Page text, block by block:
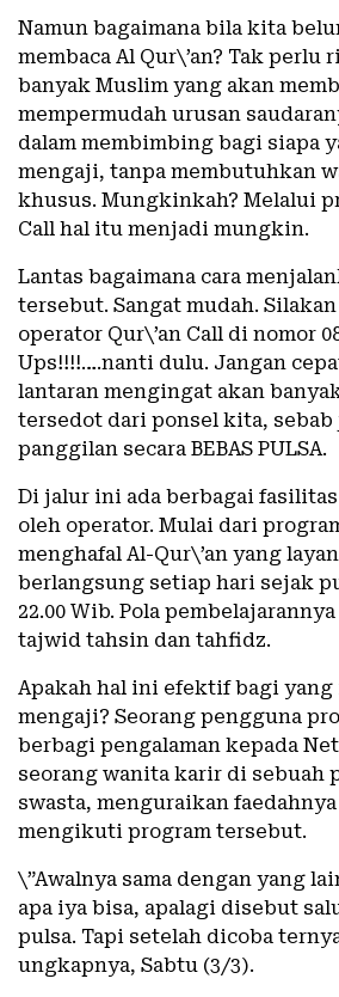
Namun bagaimana bila kita
membaca Al Qur\’an? Tak perlu
banyak Muslim yang akan
mempermudah urusan
dalam membimbing bagi siapa
mengaji, tanpa membutuhkan
khusus. Mungkinkah? Melalui
Call hal itu menjadi mungkin.
Lantas bagaimana cara
tersebut. Sangat mudah.
operator Qur\’an Call di nomor
Ups!!!!….nanti dulu. Jangan
lantaran mengingat akan
tersedot dari ponsel kita,
panggilan secara BEBAS PULSA.
Di jalur ini ada berbagai
oleh operator. Mulai dari
menghafal Al-Qur\’an yang
berlangsung setiap hari sejak
22.00 Wib. Pola
tajwid tahsin dan tahfidz.
Apakah hal ini efektif bagi
mengaji? Seorang pengguna
berbagi pengalaman kepada
seorang wanita karir di sebuah
swasta, menguraikan
mengikuti program tersebut.
\”Awalnya sama dengan yang
apa iya bisa, apalagi disebut
pulsa. Tapi setelah dicoba
ungkapnya, Sabtu (3/3).